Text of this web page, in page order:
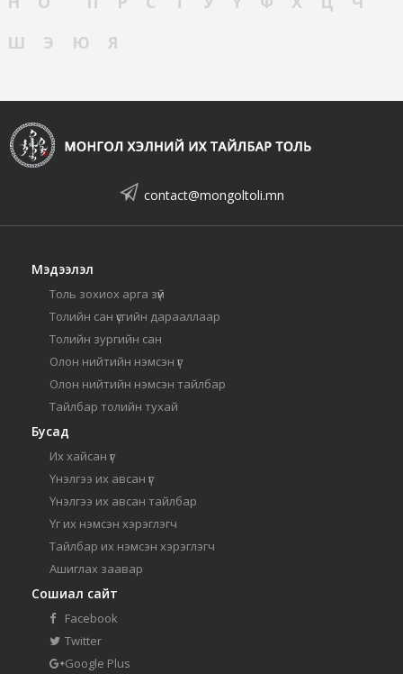
Ш
Э Ю Я
contact@mongoltoli.mn
Мэдээлэл
Толь зохиох арга зүй
Толийн сан үсгийн дарааллаар
Толийн зургийн сан
Олон нийтийн нэмсэн үг
Олон нийтийн нэмсэн тайлбар
Тайлбар толийн тухай
Бусад
Их хайсан үг
Үнэлгээ их авсан үг
Үнэлгээ их авсан тайлбар
Үг их нэмсэн хэрэглэгч
Тайлбар их нэмсэн хэрэглэгч
Ашиглах заавар
Сошиал сайт
Facebook
Twitter
Google Plus